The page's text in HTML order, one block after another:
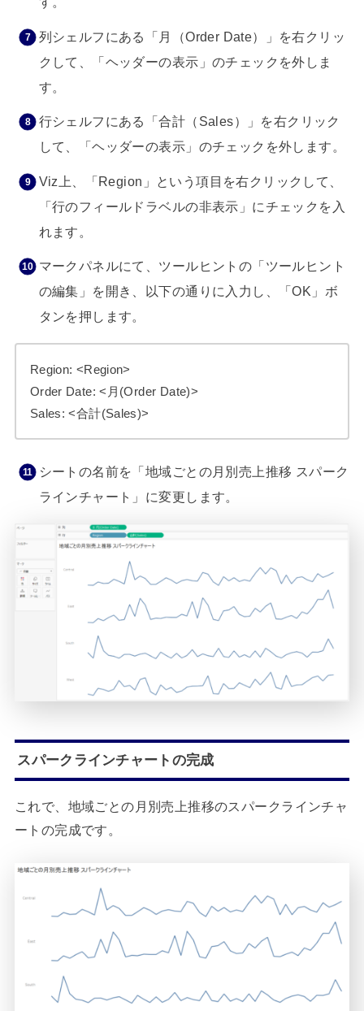
列シェルフにある「月（Order Date）」を右クリッ
クして、「ヘッダーの表示」のチェックを外しま
す。
行シェルフにある「合計（Sales）」を右クリック
して、「ヘッダーの表示」のチェックを外します。
Viz上、「Region」という項目を右クリックして、
「行のフィールドラベルの非表示」にチェックを入
れます。
マークパネルにて、ツールヒントの「ツールヒント
の編集」を開き、以下の通りに入力し、「OK」ボ
タンを押します。
Region: <Region>
Order Date: <月(Order Date)>
Sales: <合計(Sales)>
シートの名前を「地域ごとの月別売上推移 スパーク
ラインチャート」に変更します。
スパークラインチャートの完成
これで、地域ごとの月別売上推移のスパークラインチャ
ートの完成です。